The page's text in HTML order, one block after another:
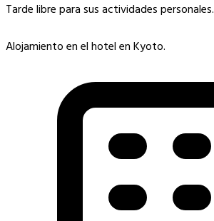
Tarde libre para sus actividades personales.
Alojamiento en el hotel en Kyoto.